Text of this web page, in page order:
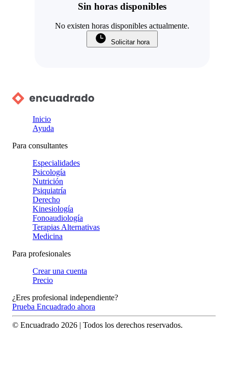
Sin horas disponibles
No existen horas disponibles actualmente.
Solicitar hora
Inicio
Ayuda
Para consultantes
Especialidades
Psicología
Nutrición
Psiquiatría
Derecho
Kinesiología
Fonoaudiología
Terapias Alternativas
Medicina
Para profesionales
Crear una cuenta
Precio
¿Eres profesional independiente?
Prueba Encuadrado ahora
© Encuadrado 2026 | Todos los derechos reservados.